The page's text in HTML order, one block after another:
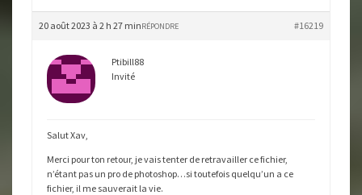
20 août 2023 à 2 h 27 min #16219
RÉPONDRE
Ptibill88
Invité
Salut Xav,
Merci pour ton retour, je vais tenter de retravailler ce fichier,
n’étant pas un pro de photoshop…si toutefois quelqu’un a ce
fichier, il me sauverait la vie.